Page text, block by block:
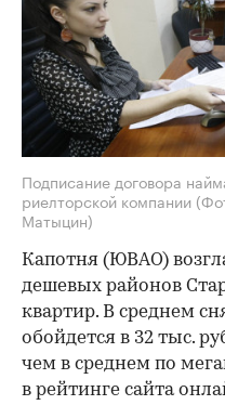
Подписание договора
риелторской компании
Матыцин)
Капотня (ЮВАО)
дешевых районов
квартир. В среднем
обойдется в 32 тыс.
чем в среднем по
в рейтинге сайта